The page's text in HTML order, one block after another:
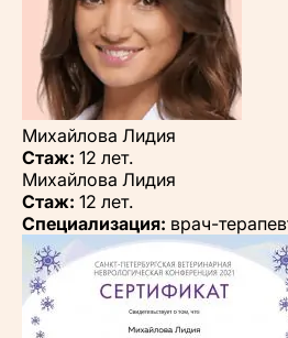
Михайлова Лидия
Стаж: 12 лет.
Михайлова Лидия
Стаж: 12 лет.
Специализация: врач-